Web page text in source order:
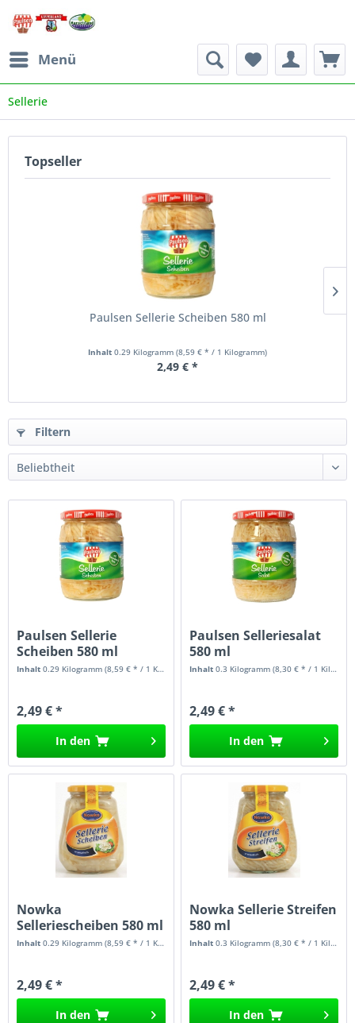
Menü
Sellerie
Topseller
Paulsen Sellerie Scheiben 580 ml
Inhalt 0.29 Kilogramm (8,59 € * / 1 Kilogramm)
2,49 € *
Filtern
Paulsen Sellerie
Scheiben 580 ml
Inhalt0.29 Kilogramm(8,59 € * / 1 Kilogramm)
2,49 € *
In den
Paulsen Selleriesalat
580 ml
Inhalt0.3 Kilogramm(8,30 € * / 1 Kilogramm)
2,49 € *
In den
Nowka
Selleriescheiben 580 ml
Inhalt0.29 Kilogramm(8,59 € * / 1 Kilogramm)
2,49 € *
In den
Nowka Sellerie Streifen
580 ml
Inhalt0.3 Kilogramm(8,30 € * / 1 Kilogramm)
2,49 € *
In den